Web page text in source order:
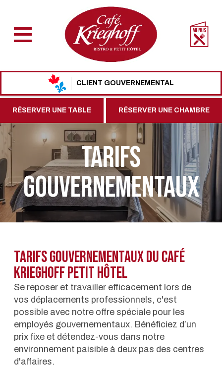
RÉSERVER UNE TABLE
CLIENT GOUVERNEMENTAL
RÉSERVER UNE CHAMBRE
Tarifs
gouvernementaux
TARIFS gouvernementaUX DU café
krieghoff PETIT HÔTEL
Se reposer et travailler efficacement lors de
vos déplacements professionnels, c'est
possible avec notre offre spéciale pour les
employés gouvernementaux. Bénéficiez d’un
prix fixe et détendez-vous dans notre
environnement paisible à deux pas des centres
d'affaires.